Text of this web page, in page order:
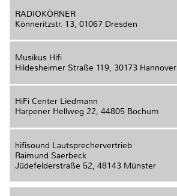
RADIOKÖRNER
Könneritzstr. 13, 01067 Dresden
Musikus Hifi
Hildesheimer Straße 119, 30173 Hannover
HiFi Center Liedmann
Harpener Hellweg 22, 44805 Bochum
hifisound Lautsprechervertrieb
Raimund Saerbeck
Jüdefelderstraße 52, 48143 Münster